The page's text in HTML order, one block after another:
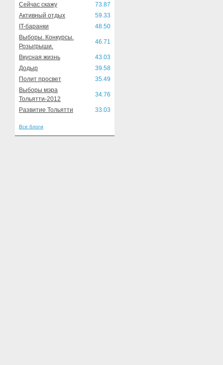
Сейчас скажу
73.87
Активный отдых
59.33
IT-баранки
48.50
Выборы. Конкурсы.
Розыгрыши.
46.71
Вкусная жизнь
43.03
Додыр
39.58
Полит просвет
35.49
Выборы мэра
Тольятти-2012
34.76
Развитие Тольятти 33.03
Все блоги